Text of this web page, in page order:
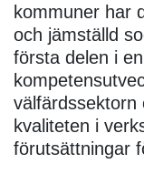
kommuner har
och jämställd
första delen i
välfärdssektorn
kvaliteten i
förutsättningar